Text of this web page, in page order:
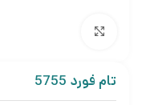
تام فورد 5755